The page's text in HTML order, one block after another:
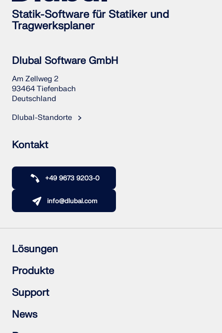
Statik-Software für Statiker und
Tragwerksplaner
Dlubal Software GmbH
Am Zellweg 2
93464 Tiefenbach
Deutschland
Dlubal-Standorte
Kontakt
+49 9673 9203-0
info@dlubal.com
Lösungen
Stahlbetonbau
Stahlbau
Holzbau
Stahlanschlüsse
Produkte
RFEM 6
RSTAB 9
RSECTION 1
RWIND 3
Support
Häufig gestellte Fragen (FAQs)
Individuelle Frage stellen
Schneelastzonen, Windzonen und Erdbebenzonen
News